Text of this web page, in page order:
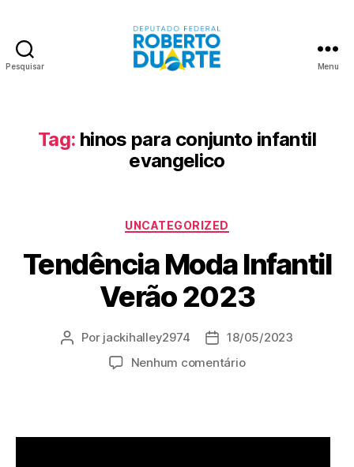
Pesquisar Menu
Tag: hinos para conjunto infantil
evangelico
Categorias
UNCATEGORIZED
Tendência Moda Infantil
Verão 2023
Autor
Por jackihalley2974
Data
de
18/05/2023
Nenhum comentárioem